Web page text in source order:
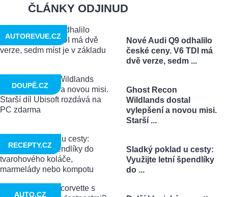
ČLÁNKY ODJINUD
Nové Audi Q9 odhalilo
české ceny. V6 TDI má
dvě verze, sedm ...
AUTOREVUE.CZ
Ghost Recon
Wildlands dostal
vylepšení a novou misi.
Starší ...
DOUPĚ.CZ
Sladký poklad u cesty:
Využijte letní špendlíky
do ...
RECEPTY.CZ
AUTO.CZ